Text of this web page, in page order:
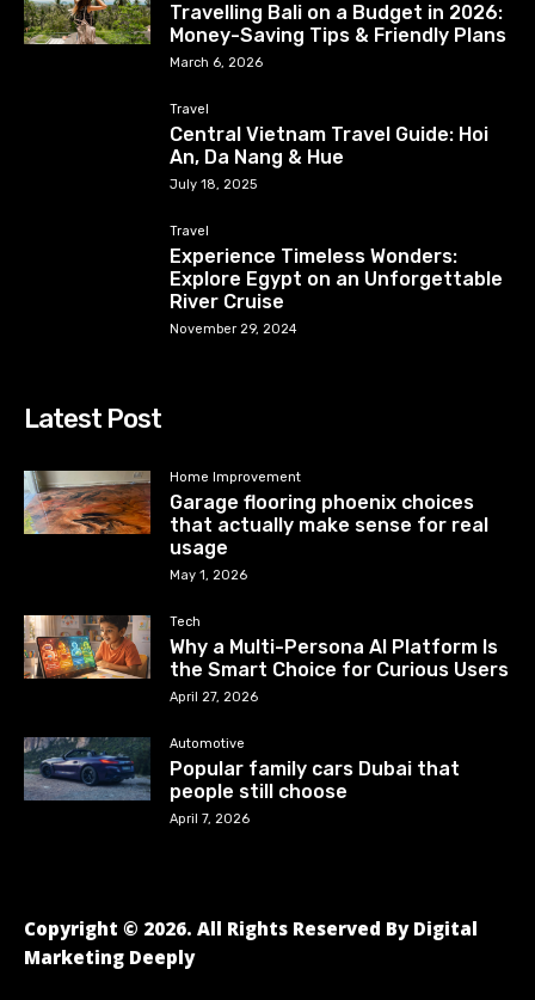
Travelling Bali on a Budget in 2026:
Money-Saving Tips & Friendly Plans
March 6, 2026
Travel
Central Vietnam Travel Guide: Hoi
An, Da Nang & Hue
July 18, 2025
Travel
Experience Timeless Wonders:
Explore Egypt on an Unforgettable
River Cruise
November 29, 2024
Latest Post
Home Improvement
Garage flooring phoenix choices
that actually make sense for real
usage
May 1, 2026
Tech
Why a Multi-Persona AI Platform Is
the Smart Choice for Curious Users
April 27, 2026
Automotive
Popular family cars Dubai that
people still choose
April 7, 2026
Copyright © 2026. All Rights Reserved By Digital
Marketing Deeply